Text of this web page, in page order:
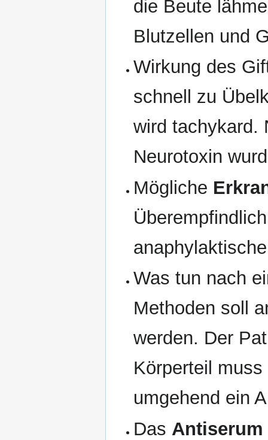
die Beute
Blutzellen und
Wirkung des
schnell zu
wird tachykard.
Neurotoxin
Mögliche
Was tun nach
Methoden soll
werden. Der
Körperteil
umgehend ein
Das Antiserum